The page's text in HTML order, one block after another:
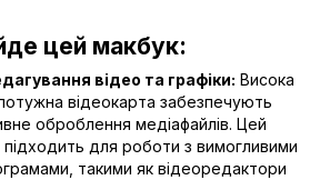
цей макбук:
відео та графіки: Висока
відеокарта забезпечують
оброблення медіафайлів. Цей
підходить для роботи з вимогливими
такими як відеоредактори